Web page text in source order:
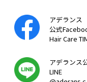
アデランス
公式
Hair Care
アデランス
LINE